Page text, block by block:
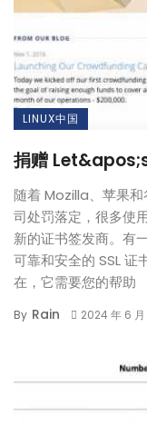
LINUX中国
捐赠
随着 Mozilla、苹果
司处罚落定，很多使
新的证书签发商。有
可靠和安全的 SSL
在，它需要您的帮助
By Rain 2024 年 6 月